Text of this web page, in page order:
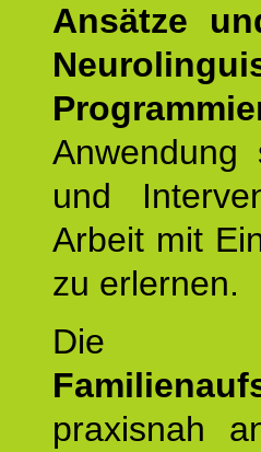
Ansätze
Anwendung
und
Arbeit mit
zu erlernen.
Die
praxisnah